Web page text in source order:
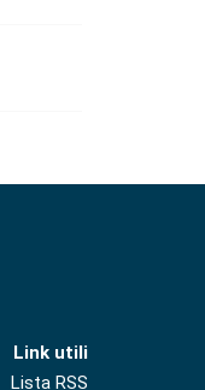
Link utili
Lista RSS